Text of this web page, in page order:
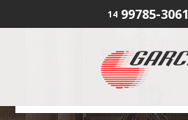
14 99785-3061